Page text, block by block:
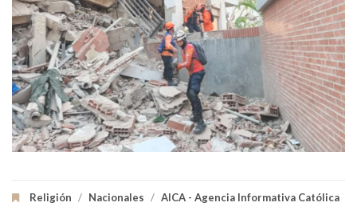
Religión / Nacionales / AICA - Agencia Informativa Católica